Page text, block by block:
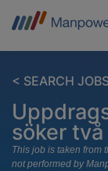
< SEARCH
söker
This job is taken from
not performed by